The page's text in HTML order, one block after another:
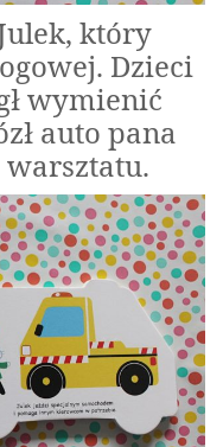
który
Dzieci
wymienić
auto pana